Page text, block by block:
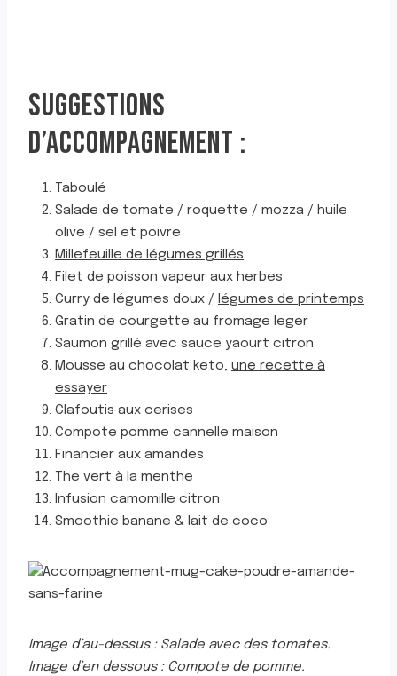
SUGGESTIONS
D’ACCOMPAGNEMENT :
Taboulé
Salade de tomate / roquette / mozza / huile
olive / sel et poivre
Millefeuille de légumes grillés
Filet de poisson vapeur aux herbes
Curry de légumes doux / légumes de printemps
Gratin de courgette au fromage leger
Saumon grillé avec sauce yaourt citron
Mousse au chocolat keto, une recette à
essayer
Clafoutis aux cerises
Compote pomme cannelle maison
Financier aux amandes
The vert à la menthe
Infusion camomille citron
Smoothie banane & lait de coco
Image d’au-dessus : Salade avec des tomates.
Image d’en dessous : Compote de pomme.